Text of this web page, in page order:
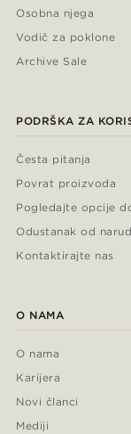
Osobna njega
Vodič za poklone
Archive Sale
PODRŠKA ZA
Česta pitanja
Povrat proizvoda
Pogledajte opcije
Odustanak od
Kontaktirajte nas
O NAMA
O nama
Karijera
Novi članci
Mediji